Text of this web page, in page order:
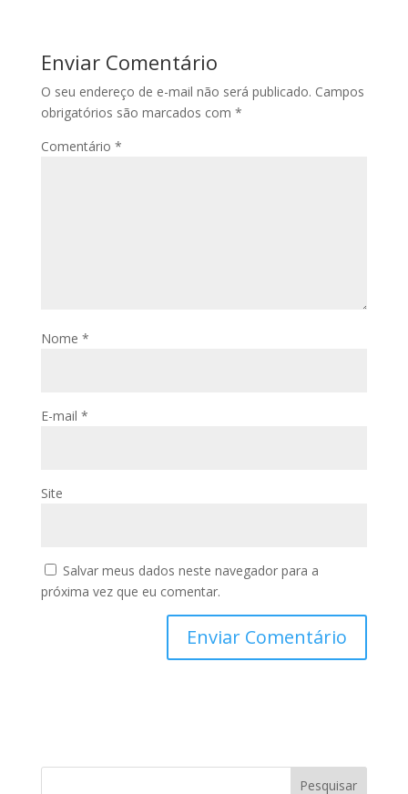
Enviar Comentário
O seu endereço de e-mail não será publicado. Campos
obrigatórios são marcados com *
Comentário *
Nome *
E-mail *
Site
Salvar meus dados neste navegador para a
próxima vez que eu comentar.